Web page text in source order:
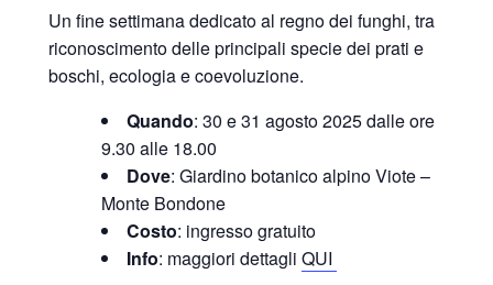
Un fine settimana dedicato al regno dei funghi, tra
riconoscimento delle principali specie dei prati e
boschi, ecologia e coevoluzione.
Quando: 30 e 31 agosto 2025 dalle ore
9.30 alle 18.00
Dove: Giardino botanico alpino Viote –
Monte Bondone
Costo: ingresso gratuito
Info: maggiori dettagli QUI